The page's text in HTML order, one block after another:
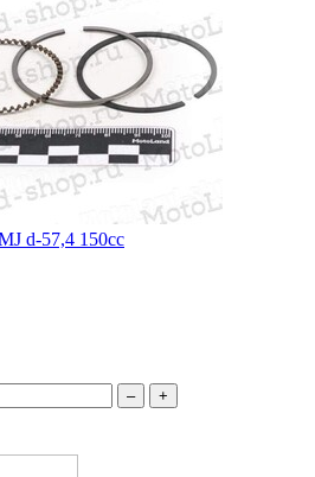
d-57,4 150сc
– +